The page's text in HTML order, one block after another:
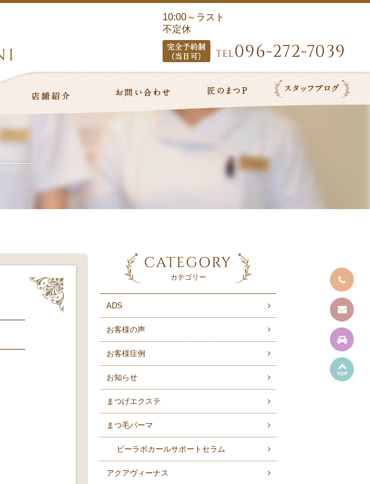
10:00～ラスト
不定休
TEL096-272-7039
CATEGORY
カテゴリー
ADS
お客様の声
お客様症例
お知らせ
まつげエクステ
まつ毛パーマ
ビーラボカールサポートセラム
アクアヴィーナス